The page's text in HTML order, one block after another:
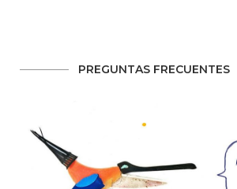
PREGUNTAS FRECUENTES